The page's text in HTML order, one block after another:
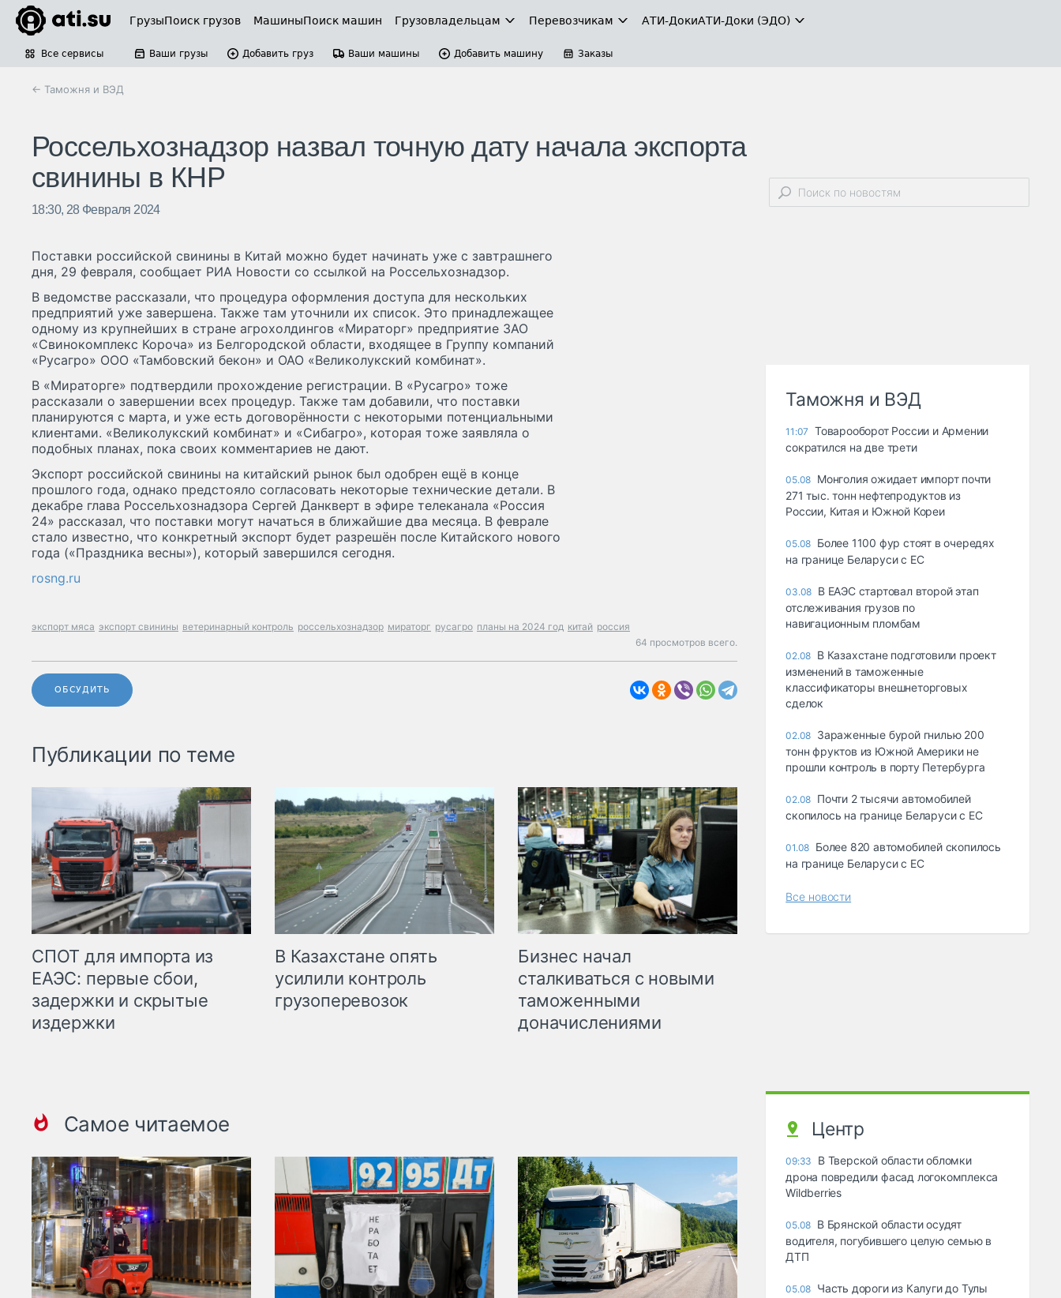
ГрузыПоиск грузов МашиныПоиск машин Грузовладельцам Перевозчикам АТИ-ДокиАТИ-Доки (ЭДО)
Все сервисы Ваши грузы Добавить груз Ваши машины Добавить машину Заказы
← Таможня и ВЭД
Россельхознадзор назвал точную дату начала экспорта
свинины в КНР
18:30, 28 Февраля 2024
Поставки российской свинины в Китай можно будет начинать уже с завтрашнего
дня, 29 февраля, сообщает РИА Новости со ссылкой на Россельхознадзор.
В ведомстве рассказали, что процедура оформления доступа для нескольких
предприятий уже завершена. Также там уточнили их список. Это принадлежащее
одному из крупнейших в стране агрохолдингов «Мираторг» предприятие ЗАО
«Свинокомплекс Короча» из Белгородской области, входящее в Группу компаний
«Русагро» ООО «Тамбовский бекон» и ОАО «Великолукский комбинат».
В «Мираторге» подтвердили прохождение регистрации. В «Русагро» тоже
рассказали о завершении всех процедур. Также там добавили, что поставки
планируются с марта, и уже есть договорённости с некоторыми потенциальными
клиентами. «Великолукский комбинат» и «Сибагро», которая тоже заявляла о
подобных планах, пока своих комментариев не дают.
Экспорт российской свинины на китайский рынок был одобрен ещё в конце
прошлого года, однако предстояло согласовать некоторые технические детали. В
декабре глава Россельхознадзора Сергей Данкверт в эфире телеканала «Россия
24» рассказал, что поставки могут начаться в ближайшие два месяца. В феврале
стало известно, что конкретный экспорт будет разрешён после Китайского нового
года («Праздника весны»), который завершился сегодня.
rosng.ru
экспорт мяса экспорт свинины ветеринарный контроль россельхознадзор мираторг русагро планы на 2024 год китай россия
64 просмотров всего.
ОБСУДИТЬ
Публикации по теме
СПОТ для импорта из
ЕАЭС: первые сбои,
задержки и скрытые
издержки
В Казахстане опять
усилили контроль
грузоперевозок
Бизнес начал
сталкиваться с новыми
таможенными
доначислениями
Самое читаемое
Таможня и ВЭД
11:07
Товарооборот России и Армении
сократился на две трети
05.08 Монголия ожидает импорт почти
271 тыс. тонн нефтепродуктов из
России, Китая и Южной Кореи
05.08 Более 1100 фур стоят в очередях
на границе Беларуси с ЕС
03.08 В ЕАЭС стартовал второй этап
отслеживания грузов по
навигационным пломбам
02.08 В Казахстане подготовили проект
изменений в таможенные
классификаторы внешнеторговых
сделок
02.08 Зараженные бурой гнилью 200
тонн фруктов из Южной Америки не
прошли контроль в порту Петербурга
02.08 Почти 2 тысячи автомобилей
скопилось на границе Беларуси с ЕС
01.08 Более 820 автомобилей скопилось
на границе Беларуси с ЕС
Все новости
Центр
09:33
В Тверской области обломки
дрона повредили фасад логокомплекса
Wildberries
05.08 В Брянской области осудят
водителя, погубившего целую семью в
ДТП
05.08 Часть дороги из Калуги до Тулы